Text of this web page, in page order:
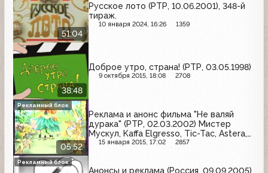
51:04
Русское лото (РТР, 10.06.2001), 348-й
тираж.
10 января 2024, 16:26 1359
38:48
Доброе утро, страна! (РТР, 03.05.1998)
9 октября 2015, 18:08 2708
05:52
Реклама и анонс фильма "Не валяй
дурака" (РТР, 02.03.2002) Мистер
Мускул, Kaffa Elgresso, Tic-Tac, Astera,
Любимый сад, Glade, Ferrero Rocher,
15 января 2015, 17:02 2857
Рекламный блок
Анонсы и реклама (Россия, 09.09.2005)
Рекламный блок